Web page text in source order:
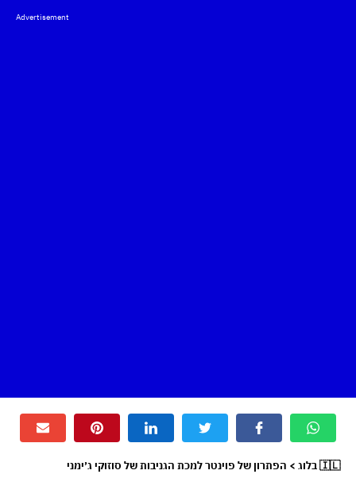
Advertisement
🇮🇱 בלוג > הפתרון של פוינטר למכת הגניבות של סוזוקי ג׳ימני